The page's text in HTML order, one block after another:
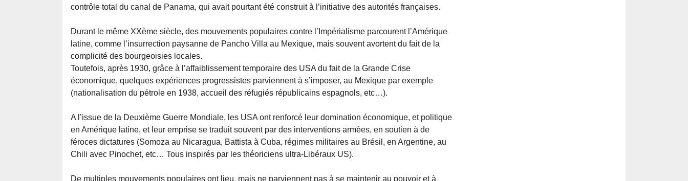
contrôle total du canal de Panama, qui avait pourtant été construit à l’initiative des autorités françaises.
Durant le même XXème siècle, des mouvements populaires contre l’Impérialisme parcourent l’Amérique
latine, comme l’insurrection paysanne de Pancho Villa au Mexique, mais souvent avortent du fait de la
complicité des bourgeoisies locales.
Toutefois, après 1930, grâce à l’affaiblissement temporaire des USA du fait de la Grande Crise
économique, quelques expériences progressistes parviennent à s’imposer, au Mexique par exemple
(nationalisation du pétrole en 1938, accueil des réfugiés républicains espagnols, etc…).
A l’issue de la Deuxième Guerre Mondiale, les USA ont renforcé leur domination économique, et politique
en Amérique latine, et leur emprise se traduit souvent par des interventions armées, en soutien à de
féroces dictatures (Somoza au Nicaragua, Battista à Cuba, régimes militaires au Brésil, en Argentine, au
Chili avec Pinochet, etc… Tous inspirés par les théoriciens ultra-Libéraux US).
De multiples mouvements populaires ont lieu, mais ne parviennent pas à se maintenir au pouvoir et à